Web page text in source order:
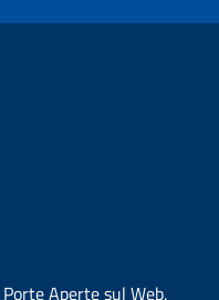
Porte Aperte sul Web,